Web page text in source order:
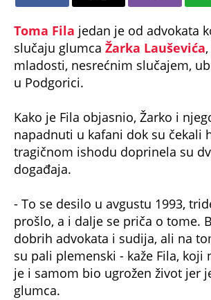
Toma Fila jedan je od advokata
slučaju glumca Žarka Lauševića
mladosti, nesrećnim slučajem,
u Podgorici.
Kako je Fila objasnio, Žarko i
napadnuti u kafani dok su čekali
tragičnom ishodu doprinela su
događaja.
- To se desilo u avgustu 1993,
prošlo, a i dalje se priča o tome.
dobrih advokata i sudija, ali na
su pali plemenski - kaže Fila, koji
je i samom bio ugrožen život jer
glumca.